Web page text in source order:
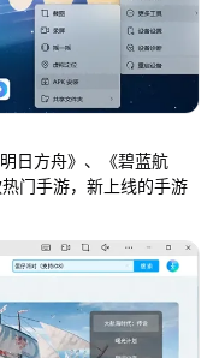
日方舟》、《碧蓝航
门手游，新上线的手游